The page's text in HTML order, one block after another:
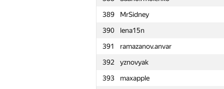
389
MrSidney
390
lena15n
391
ramazanov.anvar
392
yznovyak
393
maxapple
366
Alexei :)
367
konst007@tut.by
368
ivan.lankin
369
Duznet
370
delt619